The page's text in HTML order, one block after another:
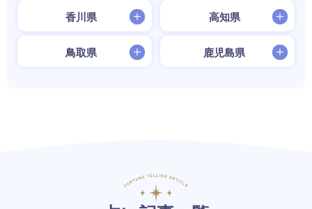
香川県 高知県
鳥取県 鹿児島県